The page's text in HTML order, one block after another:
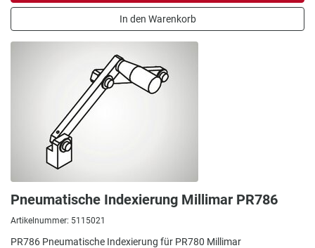
In den Warenkorb
Pneumatische Indexierung Millimar PR786
Artikelnummer: 5115021
PR786 Pneumatische Indexierung für PR780 Millimar